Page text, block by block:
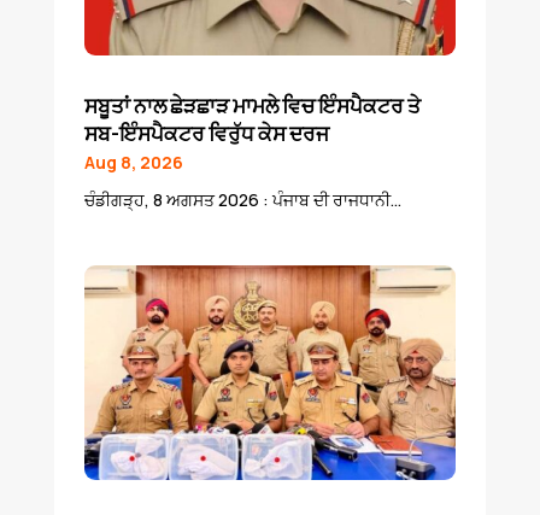
ਸਬੂਤਾਂ ਨਾਲ ਛੇੜਛਾੜ ਮਾਮਲੇ ਵਿਚ ਇੰਸਪੈਕਟਰ ਤੇ
ਸਬ-ਇੰਸਪੈਕਟਰ ਵਿਰੁੱਧ ਕੇਸ ਦਰਜ
Aug 8, 2026
ਚੰਡੀਗੜ੍ਹ, 8 ਅਗਸਤ 2026 : ਪੰਜਾਬ ਦੀ ਰਾਜਧਾਨੀ...